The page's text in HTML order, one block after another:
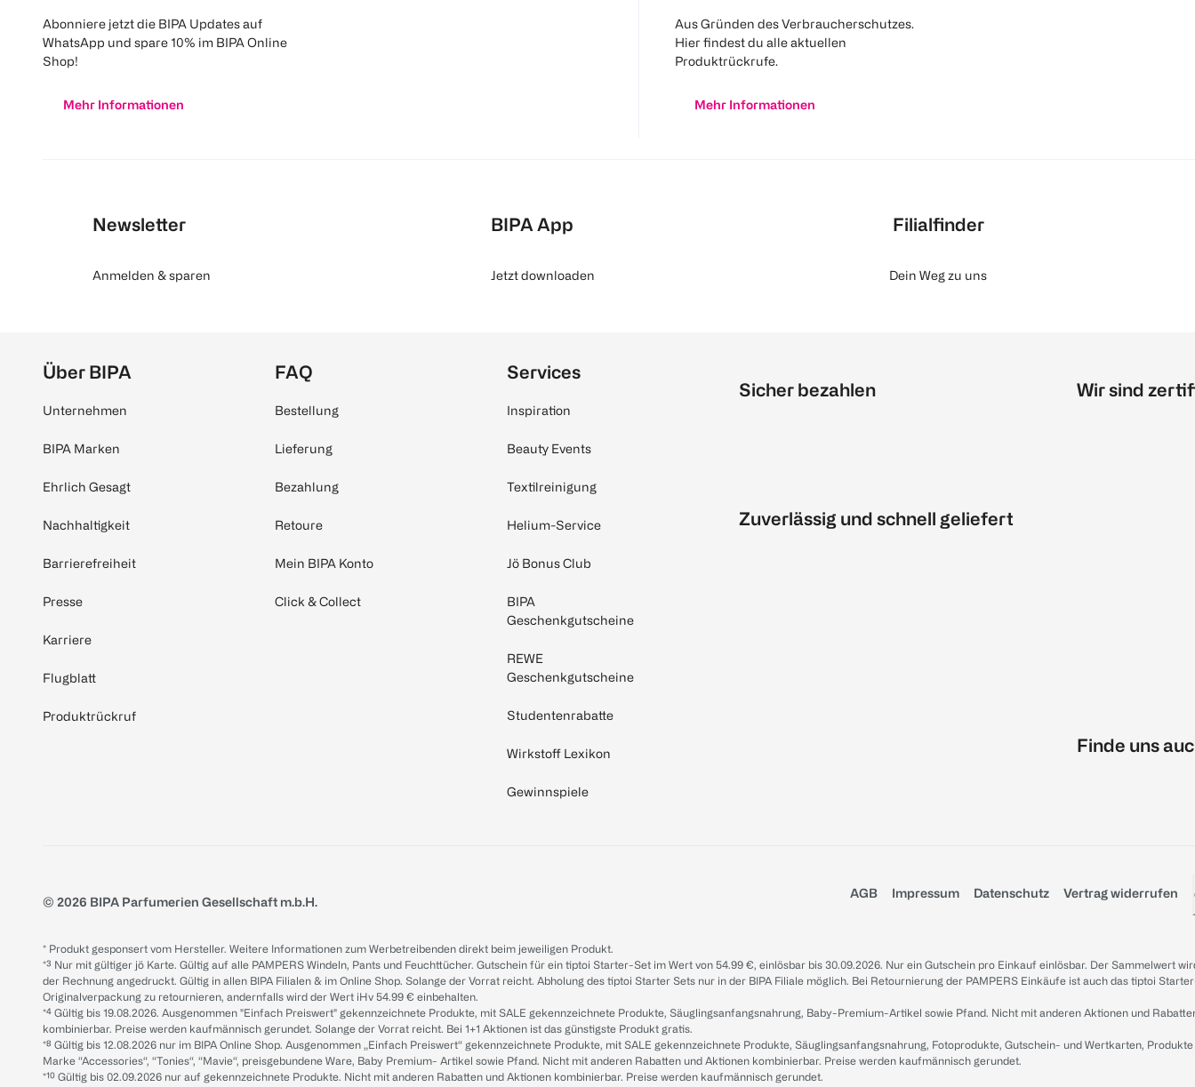
Abonniere jetzt die BIPA Updates auf
WhatsApp und spare 10% im BIPA Online
Shop!
Mehr Informationen
Aus Gründen des Verbraucherschutzes.
Hier findest du alle aktuellen
Produktrückrufe.
Mehr Informationen
Newsletter
Anmelden & sparen
BIPA App
Jetzt downloaden
Filialfinder
Dein Weg zu uns
Über BIPA
Unternehmen
BIPA Marken
Ehrlich Gesagt
Nachhaltigkeit
Barrierefreiheit
Presse
Karriere
Flugblatt
Produktrückruf
FAQ
Bestellung
Lieferung
Bezahlung
Retoure
Mein BIPA Konto
Click & Collect
Services
Inspiration
Beauty Events
Textilreinigung
Helium-Service
Jö Bonus Club
BIPA
Geschenkgutscheine
REWE
Geschenkgutscheine
Studentenrabatte
Wirkstoff Lexikon
Gewinnspiele
Sicher bezahlen
Zuverlässig und schnell geliefert
Wir sind
Finde uns
© 2026 BIPA Parfumerien Gesellschaft m.b.H.
AGB Impressum Datenschutz Vertrag widerrufen
* Produkt gesponsert vom Hersteller. Weitere Informationen zum Werbetreibenden direkt beim jeweiligen Produkt.
*³ Nur mit gültiger jö Karte. Gültig auf alle PAMPERS Windeln, Pants und Feuchttücher. Gutschein für ein tiptoi Starter-Set im Wert von 54.99 €, einlösbar bis 30.09.2026. Nur ein Gutschein pro Einkauf einlösbar. Der Sammelwert
der Rechnung angedruckt. Gültig in allen BIPA Filialen & im Online Shop. Solange der Vorrat reicht. Abholung des tiptoi Starter Sets nur in der BIPA Filiale möglich. Bei Retournierung der PAMPERS Einkäufe ist auch das tiptoi
Originalverpackung zu retournieren, andernfalls wird der Wert iHv 54.99 € einbehalten.
*⁴ Gültig bis 19.08.2026. Ausgenommen "Einfach Preiswert" gekennzeichnete Produkte, mit SALE gekennzeichnete Produkte, Säuglingsanfangsnahrung, Baby-Premium-Artikel sowie Pfand. Nicht mit anderen Aktionen und
kombinierbar. Preise werden kaufmännisch gerundet. Solange der Vorrat reicht. Bei 1+1 Aktionen ist das günstigste Produkt gratis.
*⁸ Gültig bis 12.08.2026 nur im BIPA Online Shop. Ausgenommen „Einfach Preiswert“ gekennzeichnete Produkte, mit SALE gekennzeichnete Produkte, Säuglingsanfangsnahrung, Fotoprodukte, Gutschein- und Wertkarten,
Marke “Accessories“, “Tonies“, “Mavie“, preisgebundene Ware, Baby Premium- Artikel sowie Pfand. Nicht mit anderen Rabatten und Aktionen kombinierbar. Preise werden kaufmännisch gerundet.
*¹⁰ Gültig bis 02.09.2026 nur auf gekennzeichnete Produkte. Nicht mit anderen Rabatten und Aktionen kombinierbar. Preise werden kaufmännisch gerundet.